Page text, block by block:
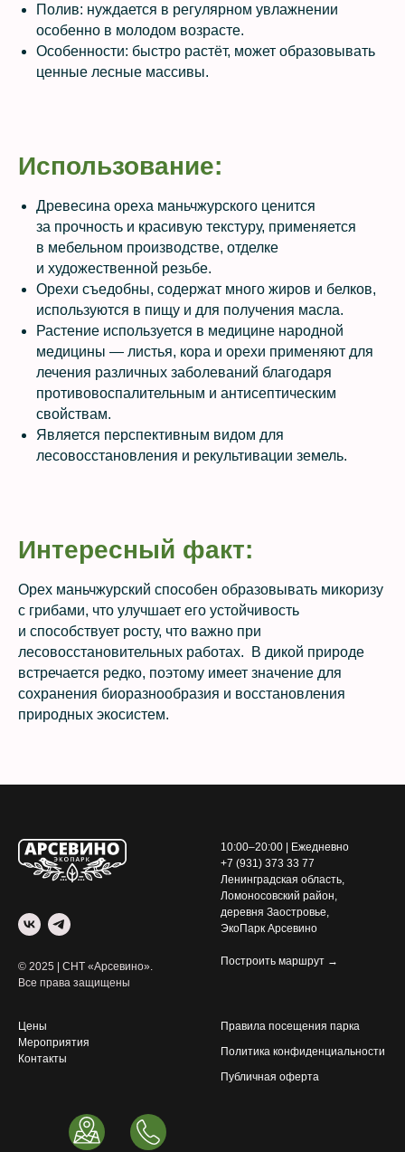
Полив: нуждается в регулярном увлажнении
особенно в молодом возрасте.
Особенности: быстро растёт, может образовывать
ценные лесные массивы.
Использование:
Древесина ореха маньчжурского ценится
за прочность и красивую текстуру, применяется
в мебельном производстве, отделке
и художественной резьбе.
Орехи съедобны, содержат много жиров и белков,
используются в пищу и для получения масла.
Растение используется в медицине народной
медицины — листья, кора и орехи применяют для
лечения различных заболеваний благодаря
противовоспалительным и антисептическим
свойствам.
Является перспективным видом для
лесовосстановления и рекультивации земель.
Интересный факт:
Орех маньчжурский способен образовывать микоризу
с грибами, что улучшает его устойчивость
и способствует росту, что важно при
лесовосстановительных работах. В дикой природе
встречается редко, поэтому имеет значение для
сохранения биоразнообразия и восстановления
природных экосистем.
© 2025 | СНТ «Арсевино».
Все права защищены
10:00–20:00 | Ежедневно
+7 (931) 373 33 77
Ленинградская область,
Ломоносовский район,
деревня Заостровье,
ЭкоПарк Арсевино
Построить маршрут →
Цены
Мероприятия
Контакты
Правила посещения парка
Политика конфиденциальности
Публичная оферта